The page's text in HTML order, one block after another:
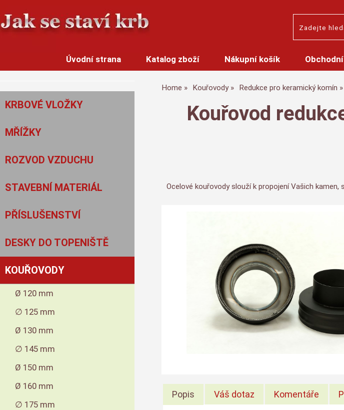
Úvodní strana Katalog zboží Nákupní košík
Home Kouřovody Redukce pro keramický komín
Kouřovod
Ocelové kouřovody slouží k propojení Vašich
Popis Váš dotaz Komentáře
KRBOVÉ VLOŽKY
MŘÍŽKY
ROZVOD VZDUCHU
STAVEBNÍ MATERIÁL
PŘÍSLUŠENSTVÍ
DESKY DO TOPENIŠTĚ
KOUŘOVODY
Ø 120 mm
∅ 125 mm
Ø 130 mm
∅ 145 mm
Ø 150 mm
Ø 160 mm
∅ 175 mm